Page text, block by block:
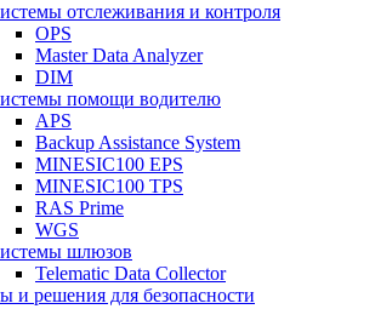
отслеживания и контроля
OPS
Master Data Analyzer
DIM
помощи водителю
APS
Backup Assistance System
MINESIC100 EPS
MINESIC100 TPS
RAS Prime
WGS
шлюзов
Telematic Data Collector
и решения для безопасности